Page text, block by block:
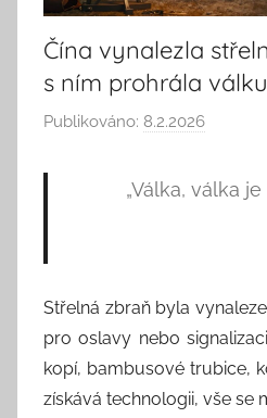
Čína vynalezla
s ním prohrála válku
Publikováno: 8.2.2026
e
e
k
A
„Válka, válka
Střelná zbraň byla
pro oslavy nebo
kopí, bambusové trubice,
získává technologii, vše se